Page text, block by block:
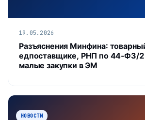
19.05.2026
Разъяснения Минфина:
едпоставщике, РНП по 44‑ФЗ/
малые закупки в ЭМ
НОВОСТИ